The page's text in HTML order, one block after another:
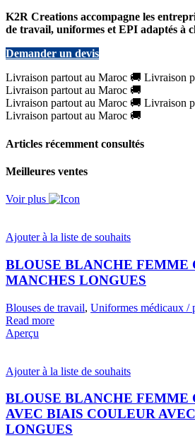
K2R Creations accompagne les
de travail, uniformes et EPI adaptés à
Demander un devis
Livraison partout au Maroc 🚚 Livraison
Livraison partout au Maroc 🚚
Livraison partout au Maroc 🚚 Livraison
Livraison partout au Maroc 🚚
Articles récemment consultés
Meilleures ventes
Voir plus
Ajouter à la liste de souhaits
BLOUSE BLANCHE FEMME
MANCHES LONGUES
Blouses de travail, Uniformes médicaux /
Read more
Aperçu
Ajouter à la liste de souhaits
BLOUSE BLANCHE FEMME
AVEC BIAIS COULEUR
LONGUES